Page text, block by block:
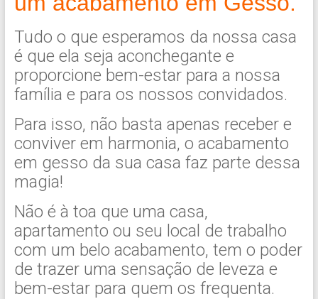
Tudo o que esperamos da nossa casa
é que ela seja aconchegante e
proporcione bem-estar para a nossa
família e para os nossos convidados.
Para isso, não basta apenas receber e
conviver em harmonia, o acabamento
em gesso da sua casa faz parte dessa
magia!
Não é à toa que uma casa,
apartamento ou seu local de trabalho
com um belo acabamento, tem o poder
de trazer uma sensação de leveza e
bem-estar para quem os frequenta.